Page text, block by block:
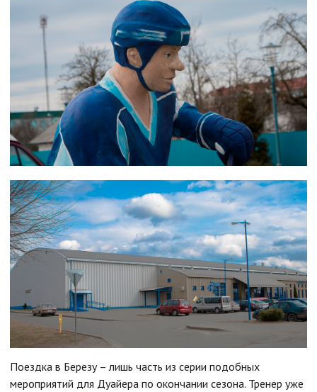
Поездка в Березу – лишь часть из серии подобных
мероприятий для Дуайера по окончании сезона. Тренер уже